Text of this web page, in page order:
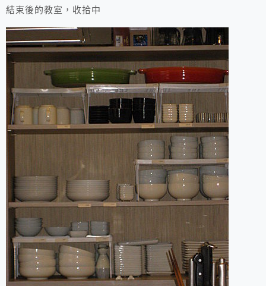
結束後的教室，收拾中